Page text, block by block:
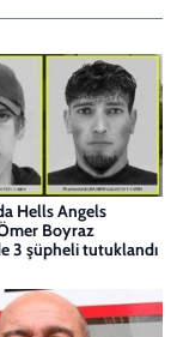
Hells Angels
Boyraz
3 şüpheli tutuklandı